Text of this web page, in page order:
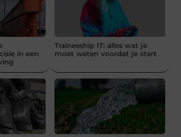
in een
Traineeship IT: alles wat je
moet weten voordat je start